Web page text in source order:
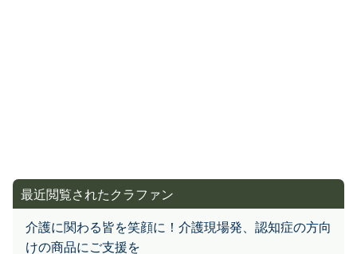
最近閲覧されたクラファン
介護に関わる皆を笑顔に！介護現場発、認知症の方向
けの商品にご支援を